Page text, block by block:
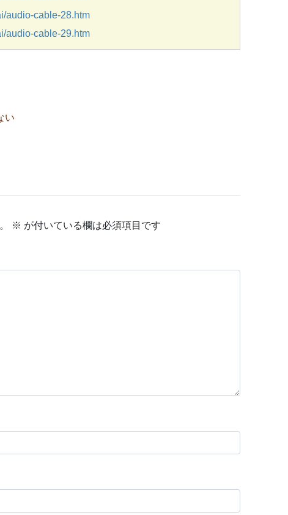
audio-cable-28.htm
audio-cable-29.htm
い
※ が付いている欄は必須項目です